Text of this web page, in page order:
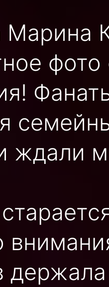
Марина
фото
ждали